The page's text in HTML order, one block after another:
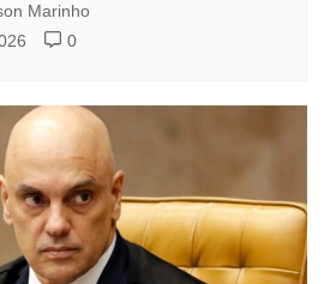
Marinho
0